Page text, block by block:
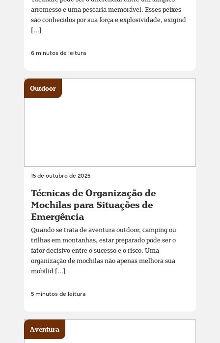
arremesso e uma pescaria memorável. Esses peixes
são conhecidos por sua força e explosividade, exigind
[...]
6 minutos de leitura
15 de outubro de 2025
Técnicas de Organização de
Mochilas para Situações de
Emergência
Quando se trata de aventura outdoor, camping ou
trilhas em montanhas, estar preparado pode ser o
fator decisivo entre o sucesso e o risco. Uma
organização de mochilas não apenas melhora sua
mobilid [...]
5 minutos de leitura
Outdoor
Aventura